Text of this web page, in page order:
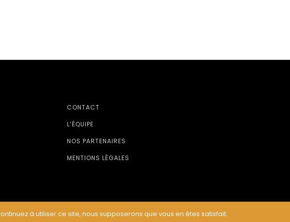
CONTACT
L’ÉQUIPE
NOS PARTENAIRES
MENTIONS LÉGALES
à utiliser ce site, nous supposerons que vous en êtes satisfait.